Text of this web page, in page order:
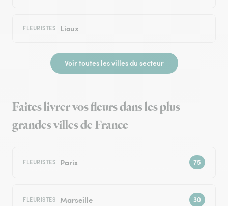
FLEURISTES Lioux
Voir toutes les villes du secteur
Faites livrer vos fleurs dans les plus
grandes villes de France
FLEURISTES Paris
FLEURISTES Marseille